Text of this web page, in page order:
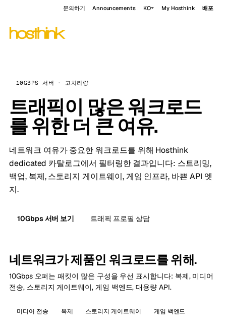
문의하기 Announcements KO My Hosthink 배포
10GBPS 서버 · 고처리량
트래픽이 많은 워크로드
를 위한 더 큰 여유.
네트워크 여유가 중요한 워크로드를 위해 Hosthink
dedicated 카탈로그에서 필터링한 결과입니다: 스트리밍,
백업, 복제, 스토리지 게이트웨이, 게임 인프라, 바쁜 API 엣
지.
10Gbps 서버 보기 트래픽 프로필 상담
네트워크가 제품인 워크로드를 위해.
10Gbps 오퍼는 패킷이 많은 구성을 우선 표시합니다: 복제, 미디어
전송, 스토리지 게이트웨이, 게임 백엔드, 대용량 API.
미디어 전송 복제 스토리지 게이트웨이 게임 백엔드